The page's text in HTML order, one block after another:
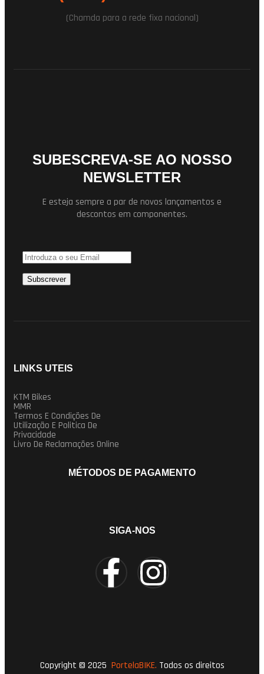
(Chamda para a rede fixa nacional)
SUBESCREVA-SE AO NOSSO
NEWSLETTER
E esteja sempre a par de novos lançamentos e
descontos em componentes.
LINKS UTEIS
KTM Bikes
MMR
Termos E Condições De
Utilização E Politica De
Privacidade
Livro De Reclamações Online
MÉTODOS DE PAGAMENTO
SIGA-NOS
Copyright © 2025 PortelaBIKE. Todos os direitos